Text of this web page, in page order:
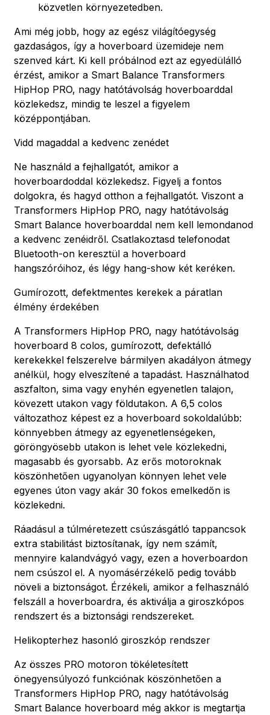
közvetlen környezetedben.
Ami még jobb, hogy az egész világítóegység
gazdaságos, így a hoverboard üzemideje nem
szenved kárt. Ki kell próbálnod ezt az egyedülálló
érzést, amikor a Smart Balance Transformers
HipHop PRO, nagy hatótávolság hoverboarddal
közlekedsz, mindig te leszel a figyelem
középpontjában.
Vidd magaddal a kedvenc zenédet
Ne használd a fejhallgatót, amikor a
hoverboardoddal közlekedsz. Figyelj a fontos
dolgokra, és hagyd otthon a fejhallgatót. Viszont a
Transformers HipHop PRO, nagy hatótávolság
Smart Balance hoverboarddal nem kell lemondanod
a kedvenc zenéidről. Csatlakoztasd telefonodat
Bluetooth-on keresztül a hoverboard
hangszóróihoz, és légy hang-show két keréken.
Gumírozott, defektmentes kerekek a páratlan
élmény érdekében
A Transformers HipHop PRO, nagy hatótávolság
hoverboard 8 colos, gumírozott, defektálló
kerekekkel felszerelve bármilyen akadályon átmegy
anélkül, hogy elveszítené a tapadást. Használhatod
aszfalton, sima vagy enyhén egyenetlen talajon,
kövezett utakon vagy földutakon. A 6,5 colos
változathoz képest ez a hoverboard sokoldalúbb:
könnyebben átmegy az egyenetlenségeken,
göröngyösebb utakon is lehet vele közlekedni,
magasabb és gyorsabb. Az erős motoroknak
köszönhetően ugyanolyan könnyen lehet vele
egyenes úton vagy akár 30 fokos emelkedőn is
közlekedni.
Ráadásul a túlméretezett csúszásgátló tappancsok
extra stabilitást biztosítanak, így nem számít,
mennyire kalandvágyó vagy, ezen a hoverboardon
nem csúszol el. A nyomásérzékelő pedig tovább
növeli a biztonságot. Érzékeli, amikor a felhasználó
felszáll a hoverboardra, és aktiválja a giroszkópos
rendszert és a biztonsági rendszereket.
Helikopterhez hasonló giroszkóp rendszer
Az összes PRO motoron tökéletesített
önegyensúlyozó funkciónak köszönhetően a
Transformers HipHop PRO, nagy hatótávolság
Smart Balance hoverboard még akkor is megtartja